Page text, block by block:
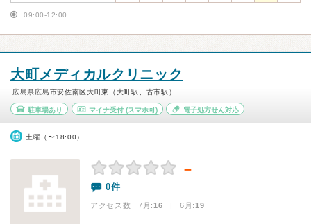
09:00-12:00
大町メディカルクリニック
広島県広島市安佐南区大町東（大町駅、古市駅）
駐車場あり マイナ受付(スマホ可) 電子処方せん対応
土曜（〜18:00）
－
0件
アクセス数 7月:16 | 6月:19